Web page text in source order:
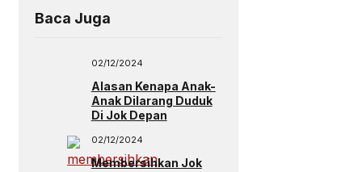
Baca Juga
02/12/2024
Alasan Kenapa Anak-
Anak Dilarang Duduk
Di Jok Depan
02/12/2024
Membersihkan Jok